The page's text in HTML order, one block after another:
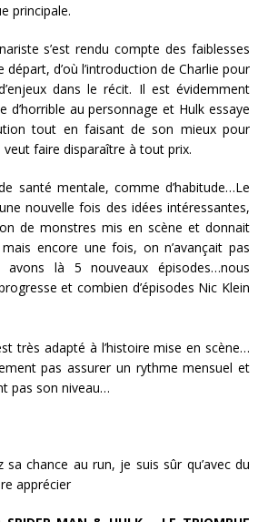
principale.
s’est rendu compte des faiblesses
d’où l’introduction de Charlie pour
dans le récit. Il est évidemment
d’horrible au personnage et Hulk essaye
tout en faisant de son mieux pour
veut faire disparaître à tout prix.
santé mentale, comme d’habitude…Le
nouvelle fois des idées intéressantes,
de monstres mis en scène et donnait
encore une fois, on n’avançait pas
avons là 5 nouveaux épisodes…nous
et combien d’épisodes Nic Klein
très adapté à l’histoire mise en scène…
pas assurer un rythme mensuel et
pas son niveau…
sa chance au run, je suis sûr qu’avec du
apprécier